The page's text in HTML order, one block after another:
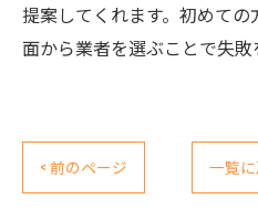
提案してくれます。初めて
面から業者を選ぶことで失敗
< 前のページ 一覧